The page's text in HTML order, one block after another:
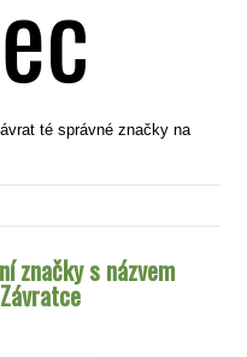
té správné značky na
značky s názvem